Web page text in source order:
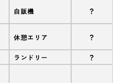
自販機 ?
休憩エリア ?
ランドリー ?